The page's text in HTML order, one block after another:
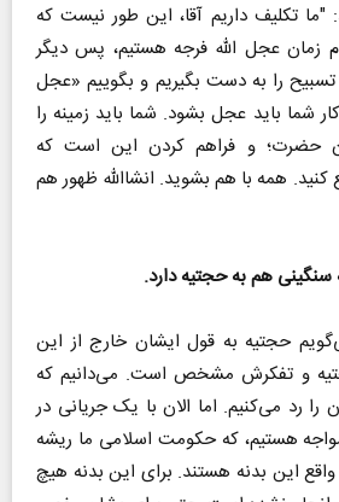
تکلیف داریم آقا، این طور نیست که
زمان عجل الله فرجه هستیم، پس دیگر
تسبیح را به دست بگیریم و بگوییم «عجل
شما باید عجل بشود. شما باید زمینه را
حضرت؛ و فراهم کردن این است که
همه با هم بشوید. انشاالله ظهور هم
سنگینی هم به حجتیه دارد.
حجتیه به قول ایشان خارج از این
و تفکرش مشخص است. می‌دانیم که
رد می‌کنیم. اما الان با یک جریانی در
هستیم، که حکومت اسلامی ما ریشه
این بدنه هستند. برای این بدنه هیچ